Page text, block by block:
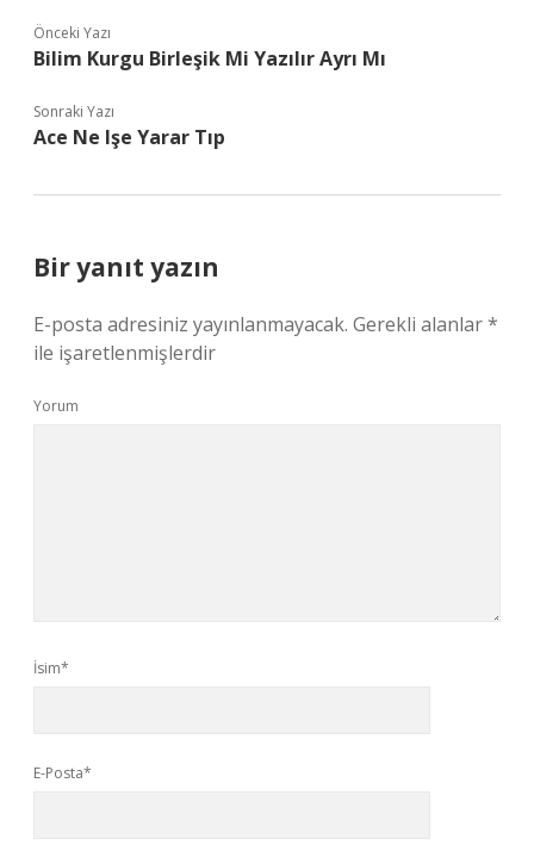
Önceki Yazı
Bilim Kurgu Birleşik Mi Yazılır Ayrı Mı
Sonraki Yazı
Ace Ne Işe Yarar Tıp
Bir yanıt yazın
E-posta adresiniz yayınlanmayacak. Gerekli alanlar*
ile işaretlenmişlerdir
Yorum
İsim*
E-Posta*